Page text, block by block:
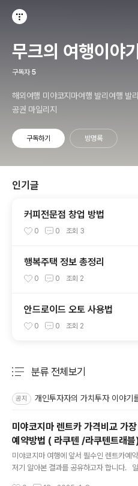
무크의 여행이야기
구독자 5
해외여행 미야코지마여행 발리여행 발
공권 마일리지
구독하기 방명록
인기글
커피전문점 창업 방법
0 0 조회 3
행복주택 정보 총정리
0 0 조회 2
안드로이드 오토 사용법
0 0 조회 2
분류 전체보기
공지 개인투자자의 가치투자 이야기
미야코지마 렌트카 가격비교 가장
예약방법 ( 라쿠텐 /라쿠텐트래
미야코지마 여행에 앞서 필수인 렌트카예
저기 알아본 결과를 공유하고자 합니다.